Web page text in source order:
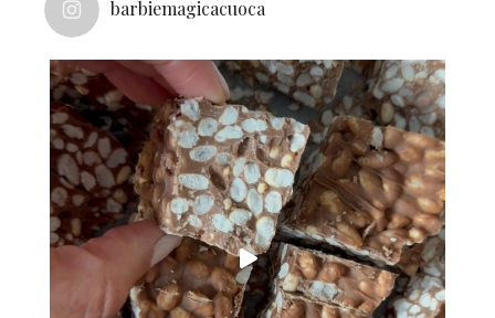
barbiemagicacuoca